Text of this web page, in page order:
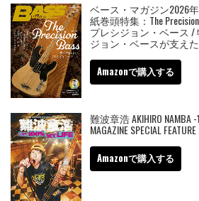
ベース・マガジン2026年
紙巻頭特集：The
プレシジョン・ベース
ジョン・ベースが支え
Amazonで購入する
難波章浩 AKIHIRO NAMBA -
MAGAZINE SPECIAL FEATURE
Amazonで購入する